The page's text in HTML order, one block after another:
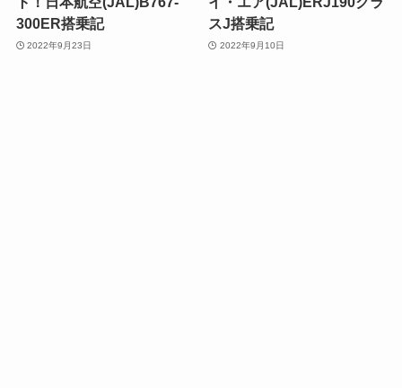
300ER搭乗記
2022年9月23日
スJ搭乗記
2022年9月10日